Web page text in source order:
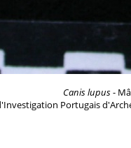
Canis lupus-
Portugais